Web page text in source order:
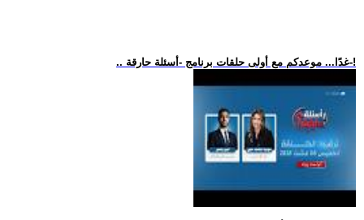
.. غدًا... موعدكم مع أولى حلقات برنامج -أسئلة حارقة-!